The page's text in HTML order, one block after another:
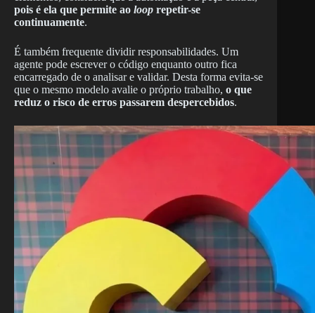
pois é ela que permite ao loop repetir-se
continuamente.
É também frequente dividir responsabilidades. Um
agente pode escrever o código enquanto outro fica
encarregado de o analisar e validar. Desta forma evita-se
que o mesmo modelo avalie o próprio trabalho, o que
reduz o risco de erros passarem despercebidos.